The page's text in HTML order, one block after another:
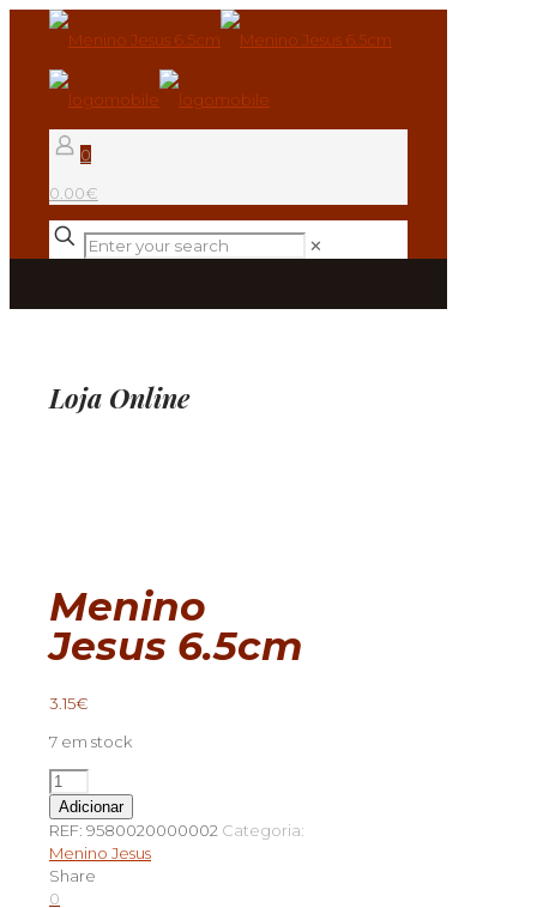
0
0.00€
✕
Loja Online
Menino
Jesus 6.5cm
3.15€
7 em stock
Quantidade
de
Menino
Jesus
6.5cm
Adicionar
REF: 9580020000002 Categoria:
Menino Jesus
Share
0